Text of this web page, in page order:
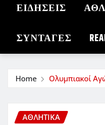
ΕΙΔΗΣΕΙΣ
ΣΥΝΤΑΓΈΣ
Home Ολυμπιακοί
ΑΘΛΗΤΙΚΑ